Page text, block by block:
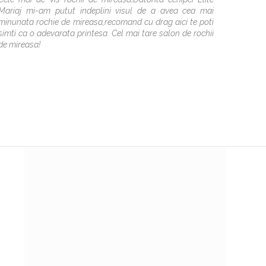
mi-am putut indeplini visul de a avea cea mai
rochie de mireasa,recomand cu drag aici te poti
ca o adevarata printesa. Cel mai tare salon de rochii
mireasa!